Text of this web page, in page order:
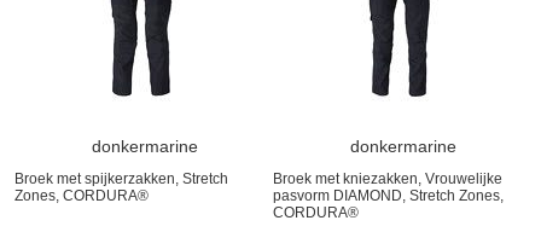
donkermarine
Broek met spijkerzakken, Stretch
Zones, CORDURA®
donkermarine
Broek met kniezakken, Vrouwelijke
pasvorm DIAMOND, Stretch Zones,
CORDURA®